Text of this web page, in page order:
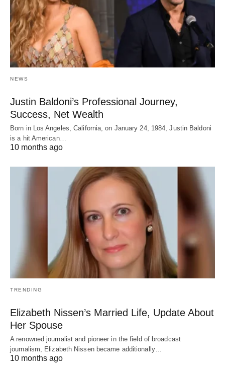
NEWS
Justin Baldoni’s Professional Journey,
Success, Net Wealth
Born in Los Angeles, California, on January 24, 1984, Justin Baldoni
is a hit American…
10 months ago
TRENDING
Elizabeth Nissen’s Married Life, Update About
Her Spouse
A renowned journalist and pioneer in the field of broadcast
journalism, Elizabeth Nissen became additionally…
10 months ago